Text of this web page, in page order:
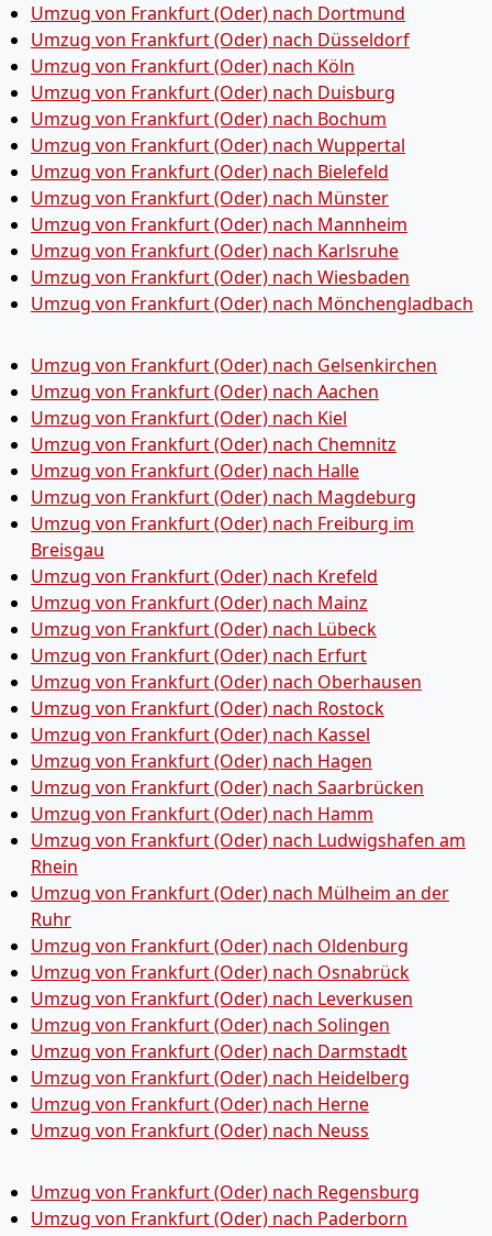
Umzug von Frankfurt (Oder) nach Dortmund
Umzug von Frankfurt (Oder) nach Düsseldorf
Umzug von Frankfurt (Oder) nach Köln
Umzug von Frankfurt (Oder) nach Duisburg
Umzug von Frankfurt (Oder) nach Bochum
Umzug von Frankfurt (Oder) nach Wuppertal
Umzug von Frankfurt (Oder) nach Bielefeld
Umzug von Frankfurt (Oder) nach Münster
Umzug von Frankfurt (Oder) nach Mannheim
Umzug von Frankfurt (Oder) nach Karlsruhe
Umzug von Frankfurt (Oder) nach Wiesbaden
Umzug von Frankfurt (Oder) nach Mönchen­gladbach
Umzug von Frankfurt (Oder) nach Gelsenkirchen
Umzug von Frankfurt (Oder) nach Aachen
Umzug von Frankfurt (Oder) nach Kiel
Umzug von Frankfurt (Oder) nach Chemnitz
Umzug von Frankfurt (Oder) nach Halle
Umzug von Frankfurt (Oder) nach Magdeburg
Umzug von Frankfurt (Oder) nach Freiburg im
Breisgau
Umzug von Frankfurt (Oder) nach Krefeld
Umzug von Frankfurt (Oder) nach Mainz
Umzug von Frankfurt (Oder) nach Lübeck
Umzug von Frankfurt (Oder) nach Erfurt
Umzug von Frankfurt (Oder) nach Oberhausen
Umzug von Frankfurt (Oder) nach Rostock
Umzug von Frankfurt (Oder) nach Kassel
Umzug von Frankfurt (Oder) nach Hagen
Umzug von Frankfurt (Oder) nach Saarbrücken
Umzug von Frankfurt (Oder) nach Hamm
Umzug von Frankfurt (Oder) nach Ludwigshafen am
Rhein
Umzug von Frankfurt (Oder) nach Mülheim an der
Ruhr
Umzug von Frankfurt (Oder) nach Oldenburg
Umzug von Frankfurt (Oder) nach Osnabrück
Umzug von Frankfurt (Oder) nach Leverkusen
Umzug von Frankfurt (Oder) nach Solingen
Umzug von Frankfurt (Oder) nach Darmstadt
Umzug von Frankfurt (Oder) nach Heidelberg
Umzug von Frankfurt (Oder) nach Herne
Umzug von Frankfurt (Oder) nach Neuss
Umzug von Frankfurt (Oder) nach Regensburg
Umzug von Frankfurt (Oder) nach Paderborn